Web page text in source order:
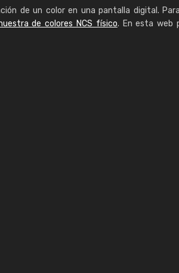
de un color en una pantalla digital.
de colores NCS físico. En esta web